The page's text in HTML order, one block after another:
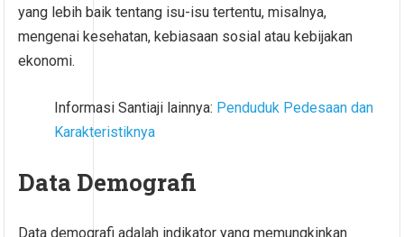
yang lebih baik tentang isu-isu tertentu, misalnya,
mengenai kesehatan, kebiasaan sosial atau kebijakan
ekonomi.
Informasi Santiaji lainnya: Penduduk Pedesaan dan
Karakteristiknya
Data Demografi
Data demografi adalah indikator yang memungkinkan